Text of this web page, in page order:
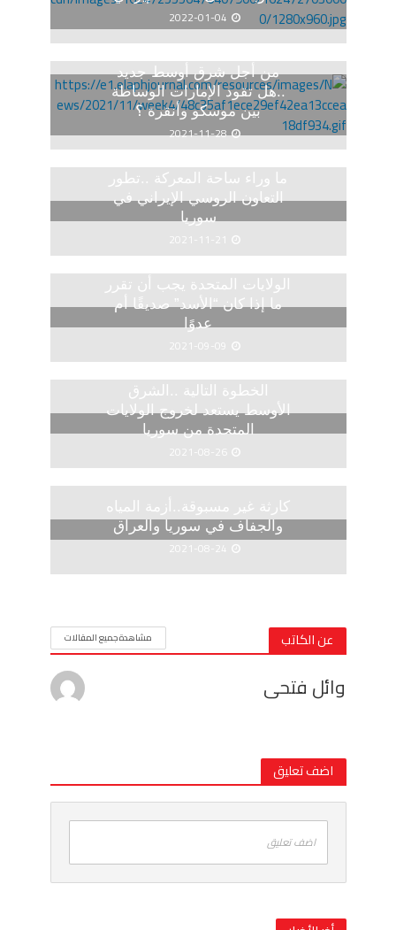
2022-01-04
من أجل شرق أوسط جديد
..هل تقود الإمارات الوساطة
بين موسكو وأنقرة ؟
2021-11-28
ما وراء ساحة المعركة ..تطور
التعاون الروسي الإيراني في
سوريا
2021-11-21
الولايات المتحدة يجب أن تقرر
ما إذا كان “الأسد” صديقًا أم
عدوًا
2021-09-09
الخطوة التالية ..الشرق
الأوسط يستعد لخروج الولايات
المتحدة من سوريا
2021-08-26
كارثة غير مسبوقة..أزمة المياه
والجفاف في سوريا والعراق
2021-08-24
عن الكاتب مشاهدة جميع المقالات
وائل فتحى
اضف تعليق
اضف تعليق